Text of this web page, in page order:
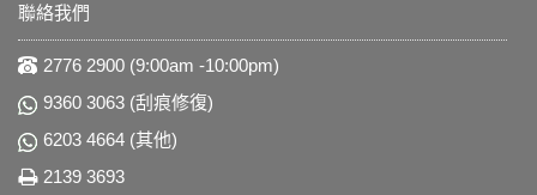
聯絡我們
2776 2900 (9:00am -10:00pm)
9360 3063 (刮痕修復)
6203 4664 (其他)
2139 3693